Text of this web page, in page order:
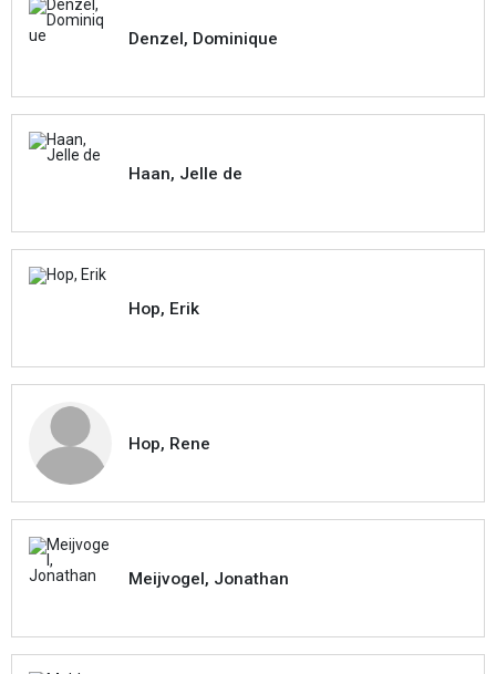
Denzel, Dominique
Haan, Jelle de
Hop, Erik
Hop, Rene
Meijvogel, Jonathan